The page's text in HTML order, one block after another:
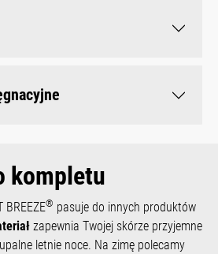
kompletu
BREEZE® pasuje do innych produktów
zapewnia Twojej skórze przyjemne
letnie noce. Na zimę polecamy